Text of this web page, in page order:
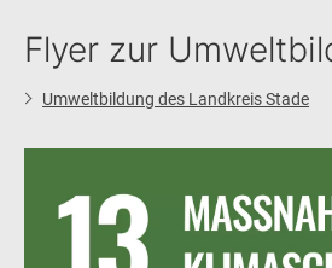
Flyer zur
Umweltbildung des Landkreis Stade